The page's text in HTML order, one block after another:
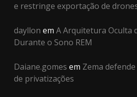
e restringe exportação de
dayllon em A Arquitetura Oculta
Durante o Sono REM
Daiane.gomes em Zema
de privatizações